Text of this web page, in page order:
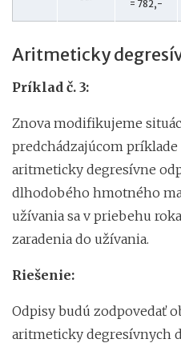
= 782,-
Aritmeticky
Príklad č. 3:
Znova modifikujeme
predchádzajúcom
aritmeticky degresívne
dlhodobého hmotného
užívania sa v priebehu
zaradenia do užívania.
Riešenie:
Odpisy budú zodpovedať
aritmeticky degresívnych